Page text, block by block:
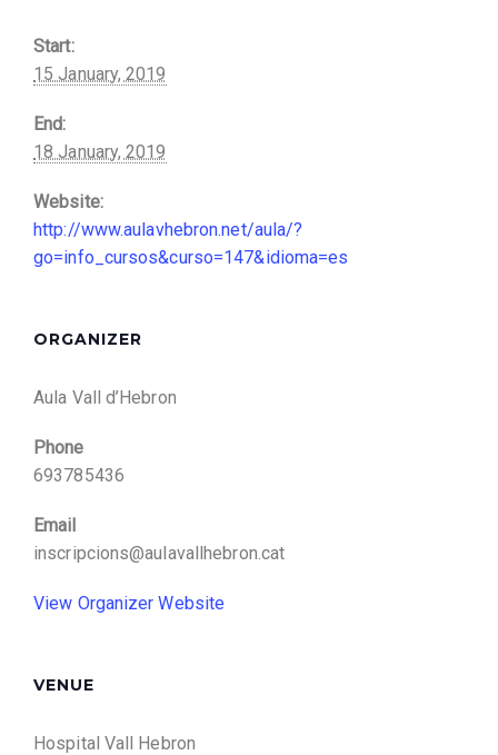
Start:
15 January, 2019
End:
18 January, 2019
Website:
http://www.aulavhebron.net/aula/?
go=info_cursos&curso=147&idioma=es
ORGANIZER
Aula Vall d’Hebron
Phone
693785436
Email
inscripcions@aulavallhebron.cat
View Organizer Website
VENUE
Hospital Vall Hebron